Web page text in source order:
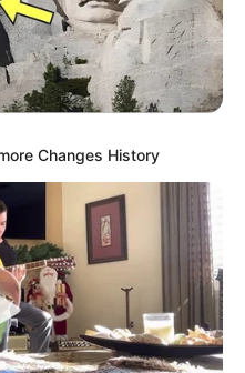
nicht nur in Form filigraner
Skulpturen
der sich durch den
zieht, ist die Arbeit
und Bildhauer -
hatten.. Die
von einer gewaltigen
gearbeiteten
Im Hof liegen Knüpfel,
für den "Selbstversuch"
ungewöhnlich: Der
will, hat im
(mit Gartenterrasse) oder
Changes History